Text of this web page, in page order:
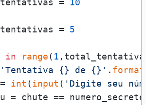
=
10
=
5
in range( 1
'Tentativa {} de {}' . format
int (input ( 'Digite seu
= chute == numero_secreto